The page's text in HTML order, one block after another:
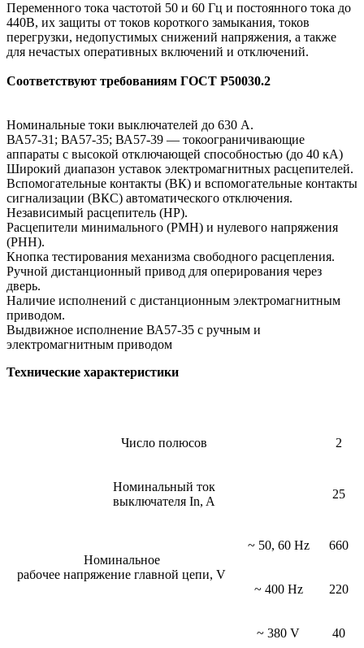
Переменного тока частотой 50 и 60 Гц и постоянного тока до
440В, их защиты от токов короткого замыкания, токов
перегрузки, недопустимых снижений напряжения, а также
для нечастых оперативных включений и отключений.
Соответствуют требованиям ГОСТ Р50030.2
Номинальные токи выключателей до 630 А.
ВА57-31; ВА57-35; ВА57-39 — токоограничивающие
аппараты с высокой отключающей способностью (до 40 кА)
Широкий диапазон уставок электромагнитных расцепителей.
Вспомогательные контакты (ВК) и вспомогательные контакты
сигнализации (ВКС) автоматического отключения.
Независимый расцепитель (HP).
Расцепители минимального (РМН) и нулевого напряжения
(РНН).
Кнопка тестирования механизма свободного расцепления.
Ручной дистанционный привод для оперирования через
дверь.
Наличие исполнений с дистанционным электромагнитным
приводом.
Выдвижное исполнение ВА57-35 с ручным и
электромагнитным приводом
Технические характеристики
Число полюсов 2
Номинальный ток
выключателя In, A
25
Номинальное
рабочее напряжение главной цепи, V
~ 50, 60 Hz 660
~ 400 Hz 220
~ 380 V 40